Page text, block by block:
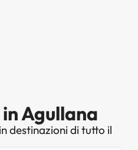
Agullana
destinazioni di tutto il